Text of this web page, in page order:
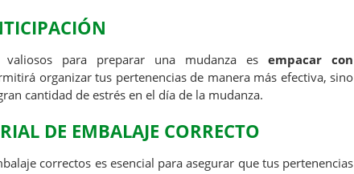
para preparar una mudanza esempacar con
organizar tus pertenencias de manera más efectiva, sino
cantidad de estrés en el día de la mudanza.
DE EMBALAJE CORRECTO
correctos es esencial para asegurar que tus pertenencias